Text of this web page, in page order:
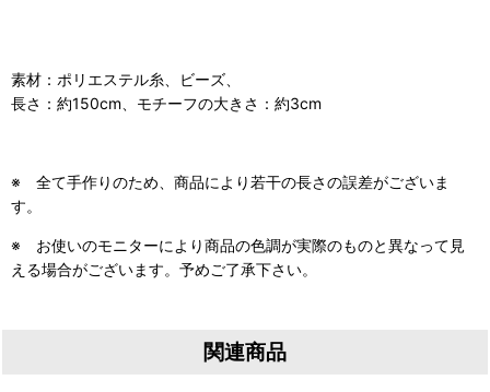
素材：ポリエステル糸、ビーズ、
長さ：約150cm、モチーフの大きさ：約3cm
※ 全て手作りのため、商品により若干の長さの誤差がございま
す。
※ お使いのモニターにより商品の色調が実際のものと異なって見
える場合がございます。予めご了承下さい。
関連商品